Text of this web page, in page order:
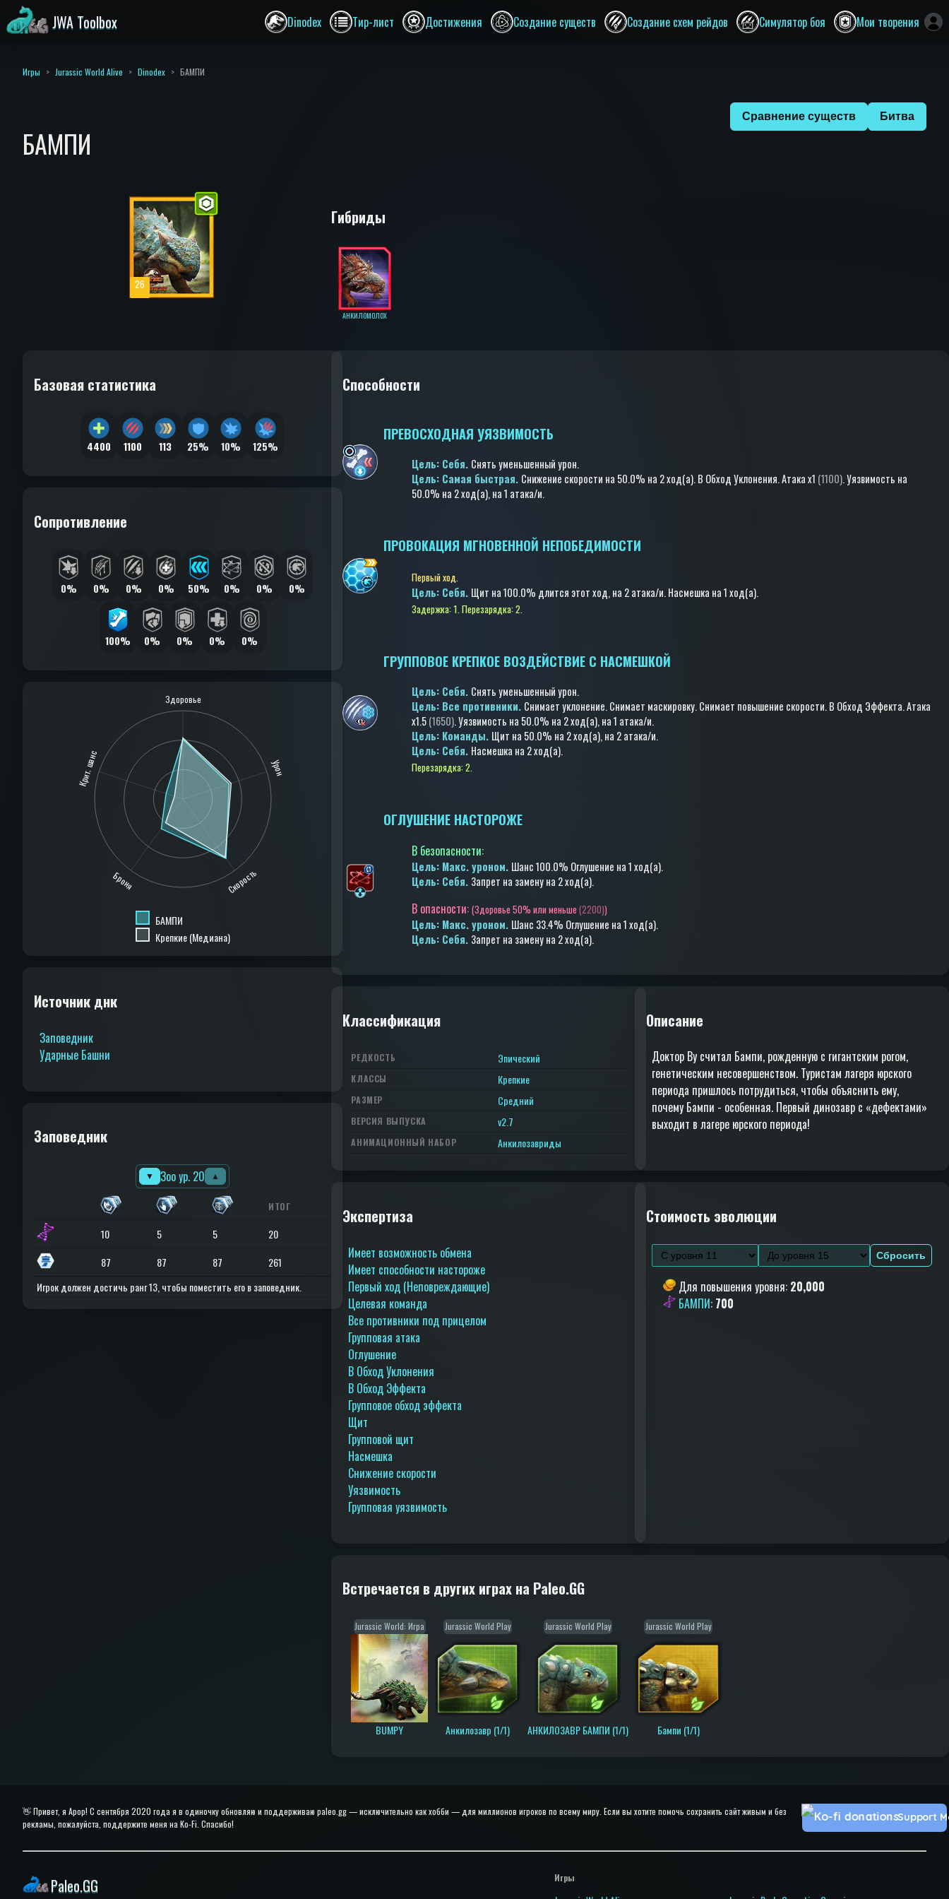
JWA Toolbox Dinodex Тир-лист Достижения Создание существ Создание схем рейдов Симулятор боя Мои творения
Игры Jurassic World Alive Dinodex БАМПИ
БАМПИ
26
Гибриды
АНКИЛОМОЛОХ
Сравнение существ Битва
Базовая статистика
4400 1100 113 25% 10% 125%
Сопротивление
0% 0% 0% 0% 50% 0% 0% 0%
100% 0% 0% 0% 0%
Здоровье
Урон
Скорость
Броня
Крит. шанс
БАМПИ
Крепкие (Медиана)
Источник днк
Заповедник
Ударные Башни
Заповедник
▼ Зоо ур. 20 ▲
ИТОГ
10 5 5
20
87
87 87
261
Игрок должен достичь ранг 13, чтобы поместить его в заповедник.
Способности
ПРЕВОСХОДНАЯ УЯЗВИМОСТЬ
Цель: Cебя. Снять уменьшенный урон.
Цель: Самая быстрая. Снижение скорости на 50.0% на 2 ход(a).В Обход Уклонения.Атакаx1 (1100).Уязвимость на
50.0% на 2 ход(a), на 1 атака/и.
ПРОВОКАЦИЯ МГНОВЕННОЙ НЕПОБЕДИМОСТИ
Первый ход.
Цель: Cебя. Щит на 100.0% длится этот ход, на 2 атака/и.Насмешка на 1 ход(a).
Задержка: 1.Перезарядка: 2.
ГРУППОВОЕ КРЕПКОЕ ВОЗДЕЙСТВИЕ С НАСМЕШКОЙ
Цель: Cебя. Снять уменьшенный урон.
Цель: Все противники. Снимает уклонение.Снимает маскировку.Снимает повышение скорости.В Обход Эффекта.Атака
x1.5(1650).Уязвимость на 50.0% на 2 ход(a), на 1 атака/и.
Цель: Команды. Щит на 50.0% на 2 ход(a), на 2 атака/и.
Цель: Cебя. Насмешка на 2 ход(a).
Перезарядка: 2.
ОГЛУШЕНИЕ НАСТОРОЖЕ
В безопасности:
Цель: Макс. уроном. Шанс 100.0% Оглушение на 1 ход(a).
Цель: Cебя. Запрет на заменуна 2 ход(a).
В опасности:(Здоровье 50% или меньше (2200))
Цель: Макс. уроном. Шанс 33.4% Оглушение на 1 ход(a).
Цель: Cебя. Запрет на заменуна 2 ход(a).
Классификация
РЕДКОСТЬ Эпический
КЛАССЫ Крепкие
РАЗМЕР Средний
ВЕРСИЯ ВЫПУСКА v2.7
АНИМАЦИОННЫЙ НАБОР Анкилозавриды
Описание
Доктор Ву считал Бампи, рожденную с гигантским рогом,
генетическим несовершенством. Туристам лагеря юрского
периода пришлось потрудиться, чтобы объяснить ему,
почему Бампи - особенная. Первый динозавр с «дефектами»
выходит в лагере юрского периода!
Экспертиза
Имеет возможность обмена
Имеет способности настороже
Первый ход (Неповреждающие)
Целевая команда
Все противники под прицелом
Групповая атака
Оглушение
В Обход Уклонения
В Обход Эффекта
Групповое обход эффекта
Щит
Групповой щит
Насмешка
Снижение скорости
Уязвимость
Групповая уязвимость
Стоимость эволюции
Сбросить
Для повышения уровня: 20,000
БАМПИ: 700
Встречается в других играх на Paleo.GG
Jurassic World: Игра
BUMPY
Jurassic World Play
Анкилозавр (1/1)
Jurassic World Play
АНКИЛОЗАВР БАМПИ (1/1)
Jurassic World Play
Бампи (1/1)
👋 Привет, я Apop! С сентября 2020 года я в одиночку обновляю и поддерживаю paleo.gg — исключительно как хобби — для миллионов игроков по всему миру. Если вы хотите помочь сохранить сайт живым и без
рекламы, пожалуйста, поддержите меня на Ko-Fi. Спасибо!
Support
Paleo.GG Игры